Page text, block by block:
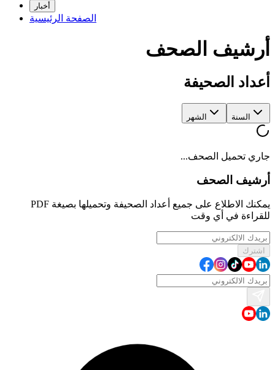
أخبار
الصفحة الرئيسية
أرشيف الصحف
أعداد الصحيفة
السنة الشهر
جاري تحميل الصحف...
أرشيف الصحف
يمكنك الاطلاع على جميع أعداد الصحيفة وتحميلها بصيغة PDF
للقراءة في أي وقت
اشترك